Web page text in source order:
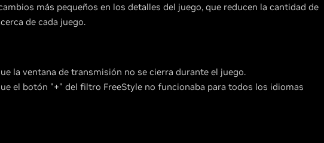
más pequeños en los detalles del juego, que reducen la cantidad de
de cada juego.
la ventana de transmisión no se cierra durante el juego.
el botón "+" del filtro FreeStyle no funcionaba para todos los idiomas